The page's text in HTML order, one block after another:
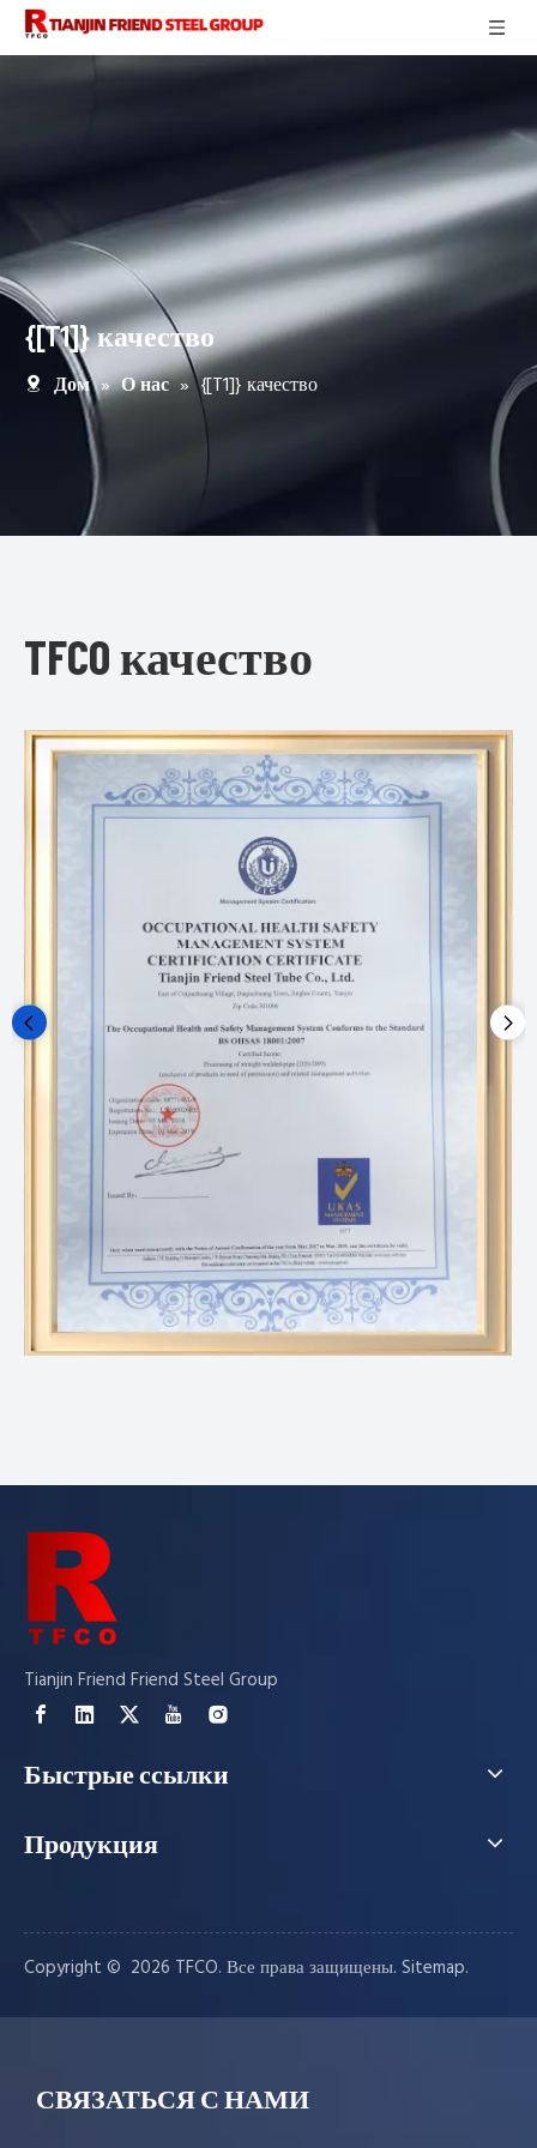
{[T1]} качество
Дом » О нас » {[T1]} качество
TFCO качество
Tianjin Friend Friend Steel Group
Быстрые ссылки
Продукция
Copyright © ️ 2026 TFCO. Все права защищены. Sitemap.
СВЯЗАТЬСЯ С НАМИ